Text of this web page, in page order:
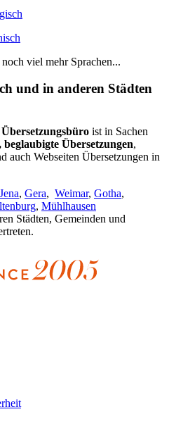
viel mehr Sprachen...
und in anderen Städten
ist in Sachen
Übersetzungen,
auch Webseiten Übersetzungen in
Jena, Gera, Weimar, Gotha,
, Mühlhausen
Städten, Gemeinden und